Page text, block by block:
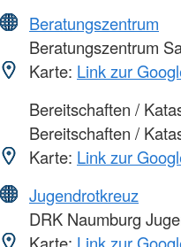
Beratungszentrum
Beratungszentrum
Karte: Link zur
Bereitschaften /
Bereitschaften /
Karte: Link zur
Jugendrotkreuz
DRK Naumburg
Karte: Link zur